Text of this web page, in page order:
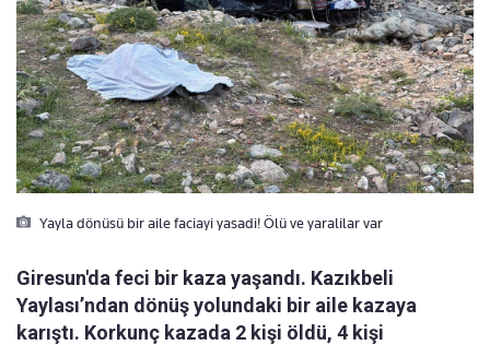
Yayla dönüsü bir aile faciayi yasadi! Ölü ve yaralilar var
Giresun'da feci bir kaza yaşandı. Kazıkbeli
Yaylası’ndan dönüş yolundaki bir aile kazaya
karıştı. Korkunç kazada 2 kişi öldü, 4 kişi